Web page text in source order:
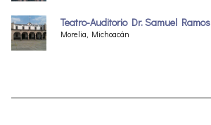
Teatro-Auditorio Dr. Samuel Ramos
Morelia, Michoacán